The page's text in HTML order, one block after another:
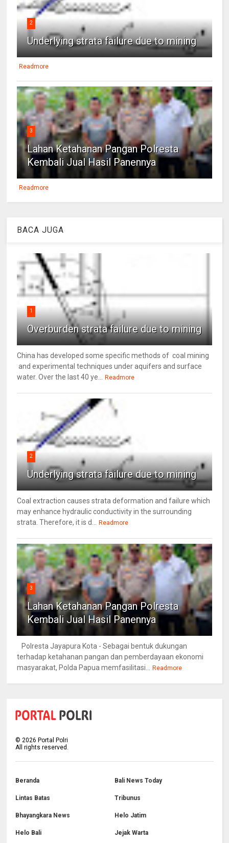
2
Underlying strata failure due to mining
Readmore
3
Lahan Ketahanan Pangan Polresta
Kembali Jual Hasil Panennya
Readmore
BACA JUGA
1
Overburden strata failure due to mining
China has developed some specific methods of coal mining
and experimental techniques under aquifers and surface
water. Over the last 40 ye...
Readmore
2
Underlying strata failure due to mining
Coal extraction causes strata deformation and failure which
may enhance hydraulic conductivity in the surrounding
strata. Therefore, it is d...
Readmore
3
Lahan Ketahanan Pangan Polresta
Kembali Jual Hasil Panennya
Polresta Jayapura Kota - Sebagai bentuk dukungan
terhadap ketahanan pangan dan pemberdayaan ekonomi
masyarakat, Polda Papua memfasilitasi...
Readmore
©2026 Portal Polri
All rights reserved.
Beranda Bali News Today
Lintas Batas Tribunus
Bhayangkara News Helo Jatim
Helo Bali Jejak Warta